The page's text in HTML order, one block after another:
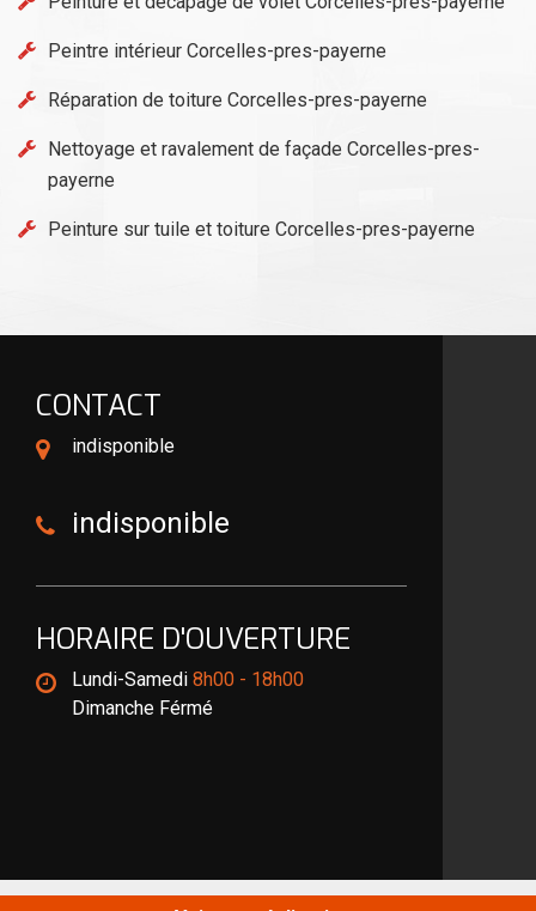
Peintre intérieur Corcelles-pres-payerne
Réparation de toiture Corcelles-pres-payerne
Nettoyage et ravalement de façade Corcelles-pres-
payerne
Peinture sur tuile et toiture Corcelles-pres-payerne
CONTACT
indisponible
indisponible
HORAIRE D'OUVERTURE
Lundi-Samedi 8h00 - 18h00
Dimanche Férmé